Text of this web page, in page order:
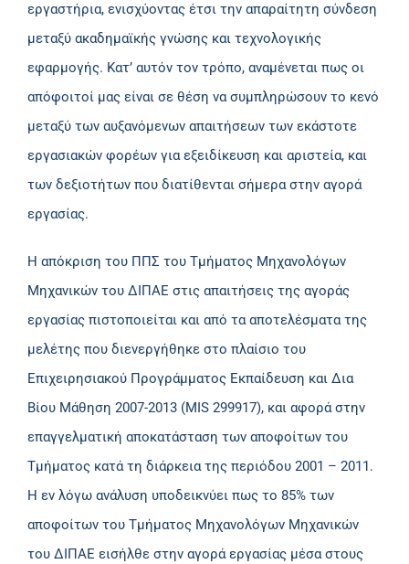
εργαστήρια, ενισχύοντας έτσι την απαραίτητη σύνδεση
μεταξύ ακαδημαϊκής γνώσης και τεχνολογικής
εφαρμογής. Κατ’ αυτόν τον τρόπο, αναμένεται πως οι
απόφοιτοί μας είναι σε θέση να συμπληρώσουν το κενό
μεταξύ των αυξανόμενων απαιτήσεων των εκάστοτε
εργασιακών φορέων για εξειδίκευση και αριστεία, και
των δεξιοτήτων που διατίθενται σήμερα στην αγορά
εργασίας.
Η απόκριση του ΠΠΣ του Τμήματος Μηχανολόγων
Μηχανικών του ΔΙΠΑΕ στις απαιτήσεις της αγοράς
εργασίας πιστοποιείται και από τα αποτελέσματα της
μελέτης που διενεργήθηκε στο πλαίσιο του
Επιχειρησιακού Προγράμματος Εκπαίδευση και Δια
Βίου Μάθηση 2007-2013 (MIS 299917), και αφορά στην
επαγγελματική αποκατάσταση των αποφοίτων του
Τμήματος κατά τη διάρκεια της περιόδου 2001 – 2011.
Η εν λόγω ανάλυση υποδεικνύει πως το 85% των
αποφοίτων του Τμήματος Μηχανολόγων Μηχανικών
του ΔΙΠΑΕ εισήλθε στην αγορά εργασίας μέσα στους